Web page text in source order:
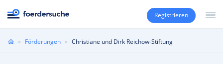
Registrieren
Sie» Förderungen » Christiane und Dirk Reichow-Stiftung